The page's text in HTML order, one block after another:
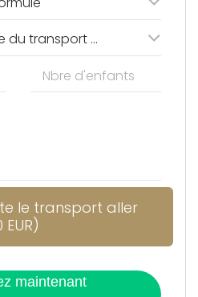
Choisissez l'horaire du transport 800 DH (80€)
le transport aller
maintenant